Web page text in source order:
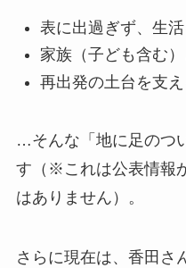
表に出過ぎず、生
家族（子ども含む
再出発の土台を支え
…そんな「地に足のつ
す（※これは公表情報
はありません）。
さらに現在は、香田さ